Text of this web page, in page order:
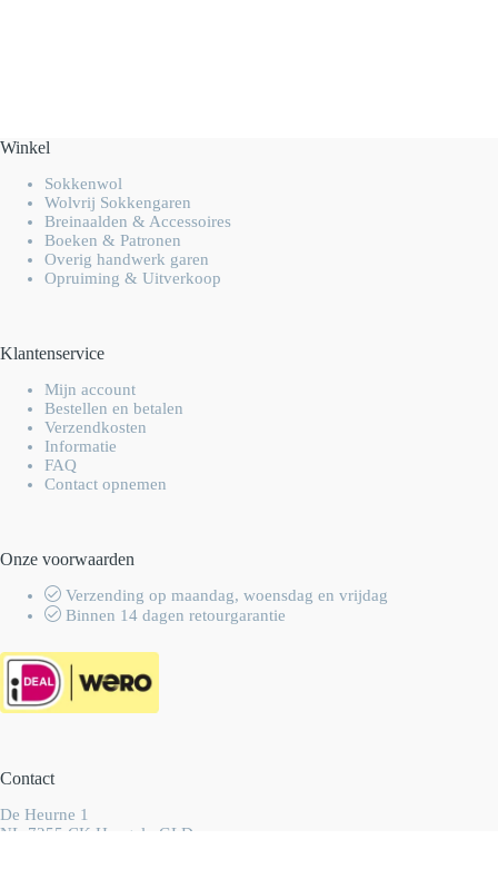
Winkel
Sokkenwol
Wolvrij Sokkengaren
Breinaalden & Accessoires
Boeken & Patronen
Overig handwerk garen
Opruiming & Uitverkoop
Klantenservice
Mijn account
Bestellen en betalen
Verzendkosten
Informatie
FAQ
Contact opnemen
Onze voorwaarden
Verzending op maandag, woensdag en vrijdag
Binnen 14 dagen retourgarantie
Contact
De Heurne 1
NL-7255 CK Hengelo GLD